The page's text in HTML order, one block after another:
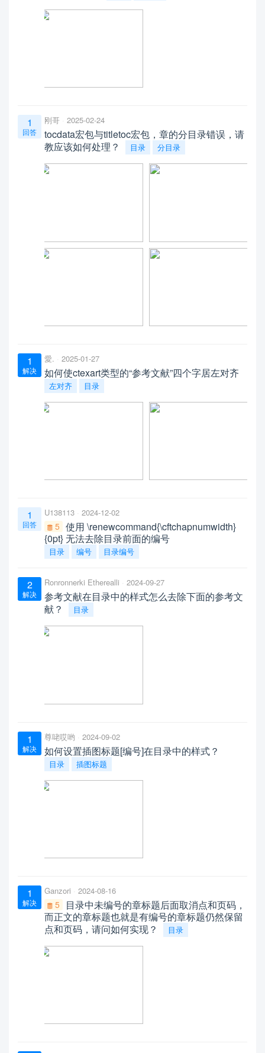
1
回答
刚哥 2025-02-24
tocdata宏包与titletoc宏包，章的分目录错误，请
教应该如何处理？
目录 分目录
1
解决
愛. 2025-01-27
如何使ctexart类型的“参考文献”四个字居左对齐
左对齐 目录
1
回答
U138113 2024-12-02
5 使用 \renewcommand{\cftchapnumwidth}
{0pt} 无法去除目录前面的编号
目录 编号 目录编号
2
解决
Ronronnerki Etherealli 2024-09-27
参考文献在目录中的样式怎么去除下面的参考文
献？
目录
1
解决
尊咾哎哟 2024-09-02
如何设置插图标题[编号]在目录中的样式？
目录 插图标题
1
解决
Ganzori 2024-08-16
5
目录中未编号的章标题后面取消点和页码，
而正文的章标题也就是有编号的章标题仍然保留
点和页码，请问如何实现？
目录